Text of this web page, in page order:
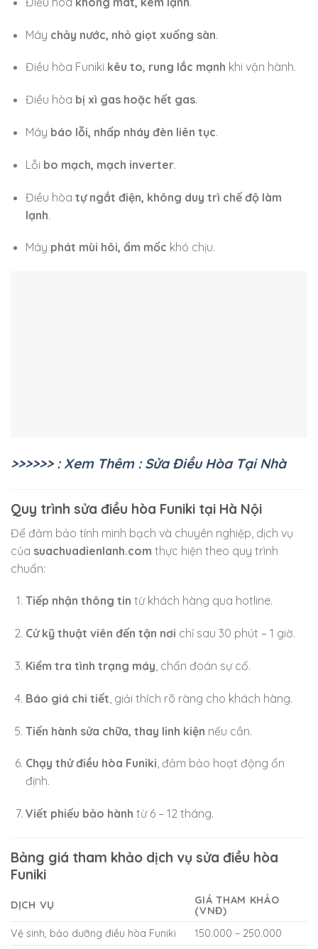
Máy chảy nước, nhỏ giọt xuống sàn.
Điều hòa Funiki kêu to, rung lắc mạnh khi vận hành.
Điều hòa bị xì gas hoặc hết gas.
Máy báo lỗi, nhấp nháy đèn liên tục.
Lỗi bo mạch, mạch inverter.
Điều hòa tự ngắt điện, không duy trì chế độ làm
lạnh.
Máy phát mùi hôi, ẩm mốc khó chịu.
>>>>>> : Xem Thêm : Sửa Điều Hòa Tại Nhà
Quy trình sửa điều hòa Funiki tại Hà Nội
Để đảm bảo tính minh bạch và chuyên nghiệp, dịch vụ
của suachuadienlanh.com thực hiện theo quy trình
chuẩn:
Tiếp nhận thông tin từ khách hàng qua hotline.
Cử kỹ thuật viên đến tận nơi chỉ sau 30 phút – 1 giờ.
Kiểm tra tình trạng máy , chẩn đoán sự cố.
Báo giá chi tiết , giải thích rõ ràng cho khách hàng.
Tiến hành sửa chữa, thay linh kiện nếu cần.
Chạy thử điều hòa Funiki, đảm bảo hoạt động ổn
định.
Viết phiếu bảo hành từ 6 – 12 tháng.
Bảng giá tham khảo dịch vụ sửa điều hòa
Funiki
DỊCH VỤ
GIÁ THAM KHẢO
(VNĐ)
Vệ sinh, bảo dưỡng điều hòa Funiki
150.000 – 250.000